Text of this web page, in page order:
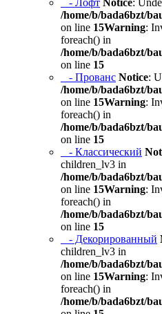
- Лофт Notice:
/home/b/bada6bzt/
on line 15Warning:
foreach() in
/home/b/bada6bzt/
on line 15
- Прованс Notice:
/home/b/bada6bzt/
on line 15Warning:
foreach() in
/home/b/bada6bzt/
on line 15
- Классический
children_lv3 in
/home/b/bada6bzt/
on line 15Warning:
foreach() in
/home/b/bada6bzt/
on line 15
- Декорированный
children_lv3 in
/home/b/bada6bzt/
on line 15Warning:
foreach() in
/home/b/bada6bzt/